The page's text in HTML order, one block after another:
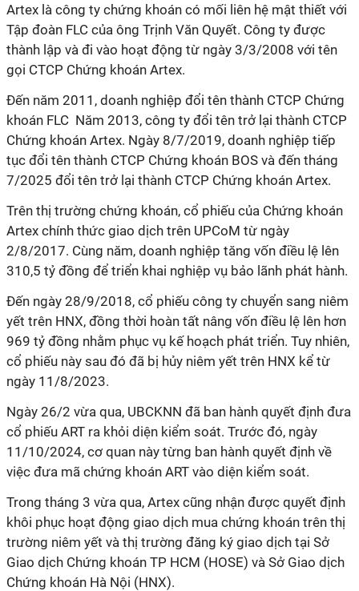
Artex là công ty chứng khoán có mối liên hệ mật thiết với
Tập đoàn FLC của ông Trịnh Văn Quyết. Công ty được
thành lập và đi vào hoạt động từ ngày 3/3/2008 với tên
gọi CTCP Chứng khoán Artex.
Đến năm 2011, doanh nghiệp đổi tên thành CTCP Chứng
khoán FLC Năm 2013, công ty đổi tên trở lại thành CTCP
Chứng khoán Artex. Ngày 8/7/2019, doanh nghiệp tiếp
tục đổi tên thành CTCP Chứng khoán BOS và đến tháng
7/2025 đổi tên trở lại thành CTCP Chứng khoán Artex.
Trên thị trường chứng khoán, cổ phiếu của Chứng khoán
Artex chính thức giao dịch trên UPCoM từ ngày
2/8/2017. Cùng năm, doanh nghiệp tăng vốn điều lệ lên
310,5 tỷ đồng để triển khai nghiệp vụ bảo lãnh phát hành.
Đến ngày 28/9/2018, cổ phiếu công ty chuyển sang niêm
yết trên HNX, đồng thời hoàn tất nâng vốn điều lệ lên hơn
969 tỷ đồng nhằm phục vụ kế hoạch phát triển. Tuy nhiên,
cổ phiếu này sau đó đã bị hủy niêm yết trên HNX kể từ
ngày 11/8/2023.
Ngày 26/2 vừa qua, UBCKNN đã ban hành quyết định đưa
cổ phiếu ART ra khỏi diện kiểm soát. Trước đó, ngày
11/10/2024, cơ quan này từng ban hành quyết định về
việc đưa mã chứng khoán ART vào diện kiểm soát.
Trong tháng 3 vừa qua, Artex cũng nhận được quyết định
khôi phục hoạt động giao dịch mua chứng khoán trên thị
trường niêm yết và thị trường đăng ký giao dịch tại Sở
Giao dịch Chứng khoán TP HCM (HOSE) và Sở Giao dịch
Chứng khoán Hà Nội (HNX).